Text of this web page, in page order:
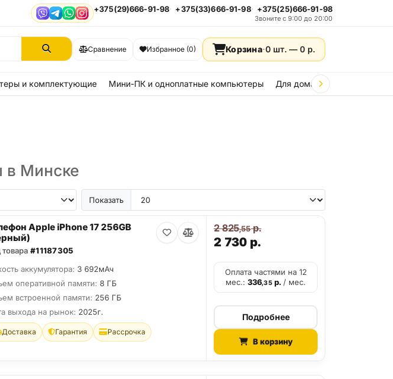
ViberTelegram
WhatsApp
Instagram
+375(29)666-91-98 +375(33)666-91-98 +375(25)666-91-98
Звоните с 9:00 до 20:00
Сравнение Избранное (0) Корзина·0 шт. — 0 р.
и комплектующие Мини-ПК и одноплатные компьютеры Для дома и дачи
в Минске
Показать
Apple iPhone 17 256GB
товара #11187305
аккумулятора: 3 692мАч
оперативной памяти: 8 ГБ
встроенной памяти: 256 ГБ
выхода на рынок: 2025г.
Доставка Гарантия Рассрочка
2 730 р.
2 825,55р.
Оплата частями на 12
мес.:336,35р./ мес.
Подробнее
В корзину